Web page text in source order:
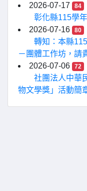
2026-07-17
84
彰化縣115學
2026-07-16
80
轉知：本縣
－團體工作坊，請
2026-07-06
72
社團法人中華
物文學獎」活動簡